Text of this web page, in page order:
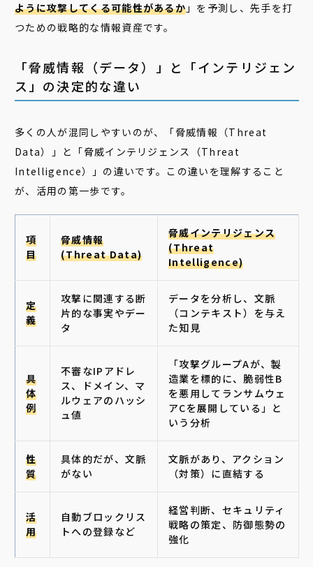
ように攻撃してくる可能性があるか 」を予測し、先手を打
つための戦略的な情報資産です。
「脅威情報（データ）」と「インテリジェン
ス」の決定的な違い
多くの人が混同しやすいのが、「脅威情報（Threat
Data）」と「脅威インテリジェンス（Threat
Intelligence）」の違いです。この違いを理解すること
が、活用の第一歩です。
項
目
脅威情報
(Threat Data)
脅威インテリジェンス
(Threat
Intelligence)
定
義
攻撃に関連する断
片的な事実やデー
タ
データを分析し、文脈
（コンテキスト）を与え
た知見
具
体
例
不審なIPアドレ
ス、ドメイン、マ
ルウェアのハッシ
ュ値
「攻撃グループAが、製
造業を標的に、脆弱性B
を悪用してランサムウェ
アCを展開している」と
いう分析
性
質
具体的だが、文脈
がない
文脈があり、アクション
（対策）に直結する
活
用
自動ブロックリス
トへの登録など
経営判断、セキュリティ
戦略の策定、防御態勢の
強化